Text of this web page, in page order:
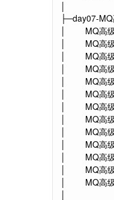
├─day07-
│ MQ高级
│ MQ高级-
│ MQ高级-
│ MQ高级-
│ MQ高级-
│ MQ高级-
│ MQ高级-
│ MQ高级-
│ MQ高级-
│ MQ高级-
│ MQ高级-
│ MQ高级-
│ MQ高级-